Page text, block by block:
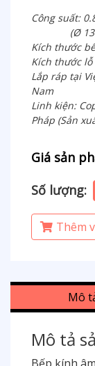
Công suất:
(Ø 130/
Kích thước
Kích thước lỗ
Lắp ráp tại
Nam
Linh kiện:
Pháp (Sản
Giá sản
Số lượng:
Thêm
Mô
Mô tả